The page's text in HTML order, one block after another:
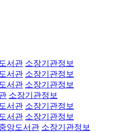
서관 소장기관정보
서관 소장기관정보
서관 소장기관정보
소장기관정보
서관 소장기관정보
서관 소장기관정보
앙도서관 소장기관정보